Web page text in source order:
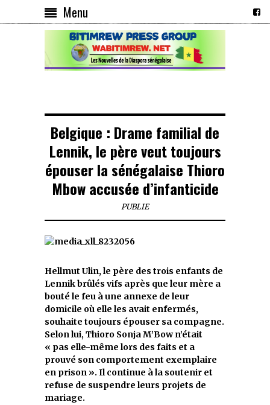
Menu
Belgique : Drame familial de
Lennik, le père veut toujours
épouser la sénégalaise Thioro
Mbow accusée d’infanticide
PUBLIE
Hellmut Ulin, le père des trois enfants de
Lennik brûlés vifs après que leur mère a
bouté le feu à une annexe de leur
domicile où elle les avait enfermés,
souhaite toujours épouser sa compagne.
Selon lui, Thioro Sonja M’Bow n’était
« pas elle-même lors des faits et a
prouvé son comportement exemplaire
en prison ». Il continue à la soutenir et
refuse de suspendre leurs projets de
mariage.